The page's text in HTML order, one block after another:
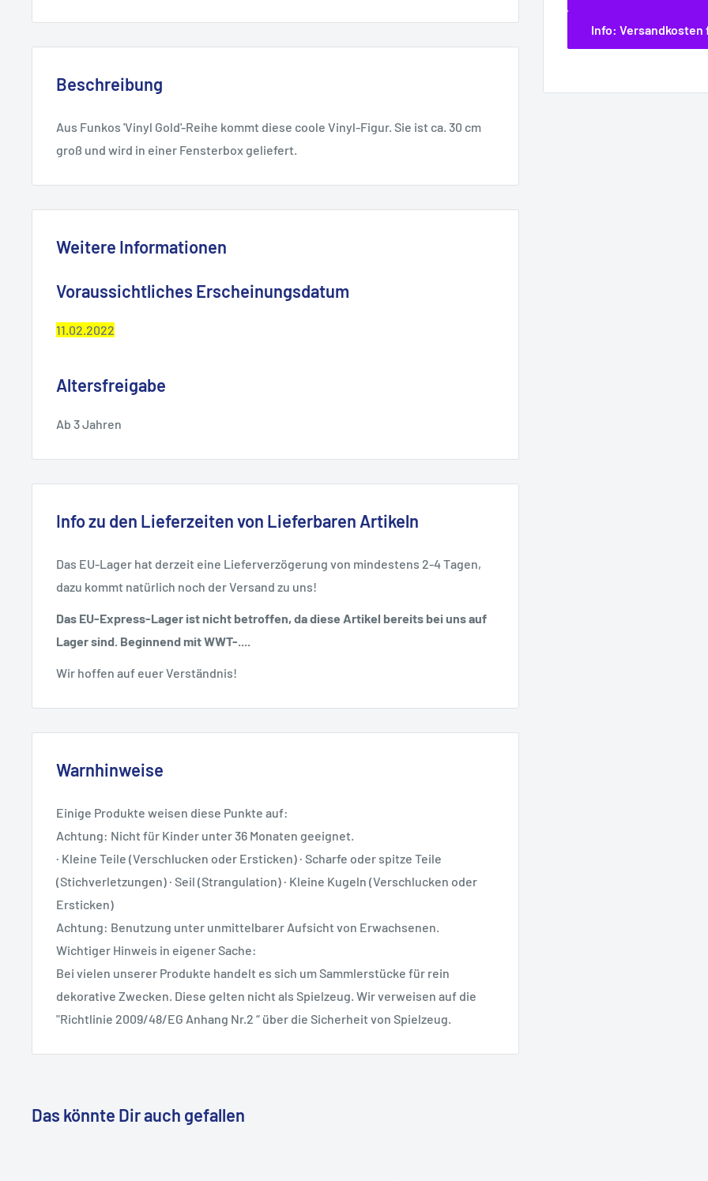
Info:
Beschreibung
Aus Funkos 'Vinyl Gold'-Reihe kommt diese coole Vinyl-Figur. Sie ist ca. 30 cm
groß und wird in einer Fensterbox geliefert.
Weitere Informationen
Voraussichtliches Erscheinungsdatum
11.02.2022
Altersfreigabe
Ab 3 Jahren
Info zu den Lieferzeiten von Lieferbaren Artikeln
Das EU-Lager hat derzeit eine Lieferverzögerung von mindestens 2-4 Tagen,
dazu kommt natürlich noch der Versand zu uns!
Das EU-Express-Lager ist nicht betroffen, da diese Artikel bereits bei uns auf
Lager sind. Beginnend mit WWT-....
Wir hoffen auf euer Verständnis!
Warnhinweise
Einige Produkte weisen diese Punkte auf:
Achtung: Nicht für Kinder unter 36 Monaten geeignet.
· Kleine Teile (Verschlucken oder Ersticken) · Scharfe oder spitze Teile
(Stichverletzungen) · Seil (Strangulation) · Kleine Kugeln (Verschlucken oder
Ersticken)
Achtung: Benutzung unter unmittelbarer Aufsicht von Erwachsenen.
Wichtiger Hinweis in eigener Sache:
Bei vielen unserer Produkte handelt es sich um Sammlerstücke für rein
dekorative Zwecken. Diese gelten nicht als Spielzeug. Wir verweisen auf die
"Richtlinie 2009/48/EG Anhang Nr.2 “ über die Sicherheit von Spielzeug.
Das könnte Dir auch gefallen